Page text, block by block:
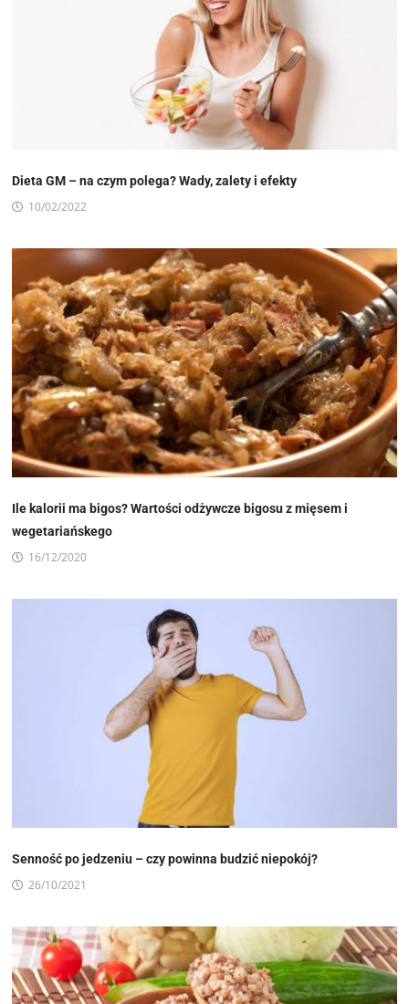
Dieta GM – na czym polega? Wady, zalety i efekty
10/02/2022
Ile kalorii ma bigos? Wartości odżywcze bigosu z mięsem i
wegetariańskego
16/12/2020
Senność po jedzeniu – czy powinna budzić niepokój?
26/10/2021